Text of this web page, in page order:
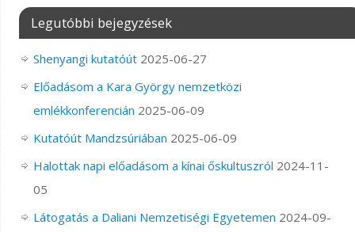
Legutóbbi bejegyzések
Shenyangi kutatóút 2025-06-27
Előadásom a Kara György nemzetközi
emlékkonferencián 2025-06-09
Kutatóút Mandzsúriában 2025-06-09
Halottak napi előadásom a kínai őskultuszról 2024-11-
05
Látogatás a Daliani Nemzetiségi Egyetemen 2024-09-